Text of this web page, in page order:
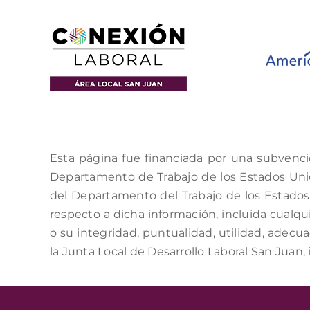
Esta página fue financiada por una
Departamento de Trabajo de los Estados
del Departamento del Trabajo de los
respecto a dicha información, incluida
o su integridad, puntualidad, utilidad,
la Junta Local de Desarrollo Laboral San